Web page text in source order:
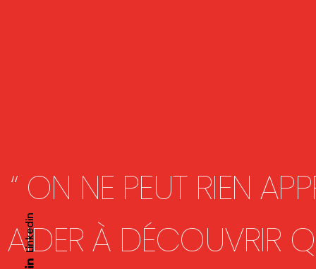
“ ON NE PEUT RIEN
AIDER À DÉCOUVRIR
Linkedin